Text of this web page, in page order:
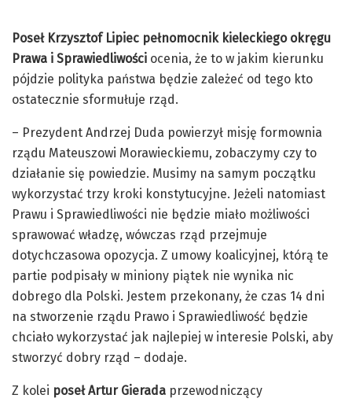
Poseł Krzysztof Lipiec pełnomocnik kieleckiego okręgu
Prawa i Sprawiedliwości ocenia, że to w jakim kierunku
pójdzie polityka państwa będzie zależeć od tego kto
ostatecznie sformułuje rząd.
– Prezydent Andrzej Duda powierzył misję formownia
rządu Mateuszowi Morawieckiemu, zobaczymy czy to
działanie się powiedzie. Musimy na samym początku
wykorzystać trzy kroki konstytucyjne. Jeżeli natomiast
Prawu i Sprawiedliwości nie będzie miało możliwości
sprawować władzę, wówczas rząd przejmuje
dotychczasowa opozycja. Z umowy koalicyjnej, którą te
partie podpisały w miniony piątek nie wynika nic
dobrego dla Polski. Jestem przekonany, że czas 14 dni
na stworzenie rządu Prawo i Sprawiedliwość będzie
chciało wykorzystać jak najlepiej w interesie Polski, aby
stworzyć dobry rząd – dodaje.
Z kolei poseł Artur Gierada przewodniczący